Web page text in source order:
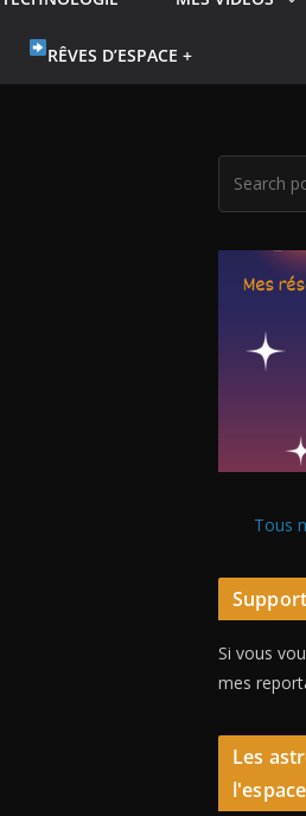
RÊVES D’ESPACE +
Tous
Si vous
mes
Les